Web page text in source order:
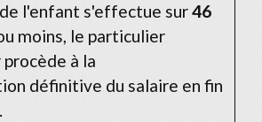
l'enfant s'effectue sur46
moins, le particulier
à la
définitive du salaire en fin